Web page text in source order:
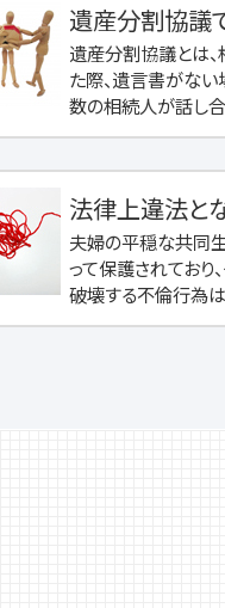
遺産分割協議
遺産分割協議とは
た際、遺言書がな
数の相続人が話し
法律上違法と
夫婦の平穏な共同
って保護されており
破壊する不倫行為